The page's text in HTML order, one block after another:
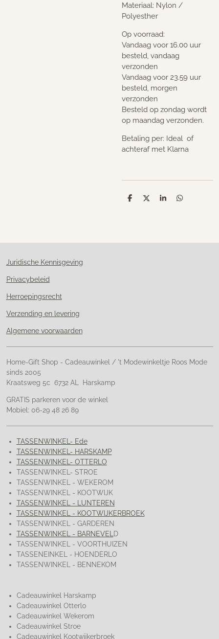
Materiaal: Nylon /
Polyesther
Op voorraad:
Vandaag voor 16.00 uur
besteld, vandaag
verzonden
Vandaag voor 23.59 uur
besteld, morgen
verzonden
Besteld op zondag wordt
op maandag verzonden.
Betaling per: Ideal of
achteraf met Klarna
D
D
S
D
Juridische Kennisgeving
Privacybeleid
Herroepingsrecht
Verzending en levering
Algemene voorwaarden
Home-Gift Shop - Cadeauwinkel / 't Modewinkeltje Roos Mode
sinds 2005
Kraatsweg 5c 6732 AL Harskamp
GRATIS parkeren voor de winkel
Mobiel: 06-29 48 26 89
TASSENWINKEL- Ede
TASSENWINKEL- HARSKAMP
TASSENWINKEL- OTTERLO
TASSENWINKEL- STROE
TASSENWINKEL - WEKEROM
TASSENWINKEL - KOOTWIJK
TASSENWINKEL - LUNTEREN
TASSENWINKEL - KOOTWIJKERBROEK
TASSENWINKEL - GARDEREN
TASSENWINKEL - BARNEVEL
D
TASSENWINKEL - VOORTHUIZEN
TASSENEINKEL - HOENDERLO
TASSENWINKEL - BENNEKOM
Cadeauwinkel Harskamp
Cadeauwinkel Otterlo
Cadeauwinkel Wekerom
Cadeauwinkel Stroe
Cadeauwinkel Kootwijkerbroek